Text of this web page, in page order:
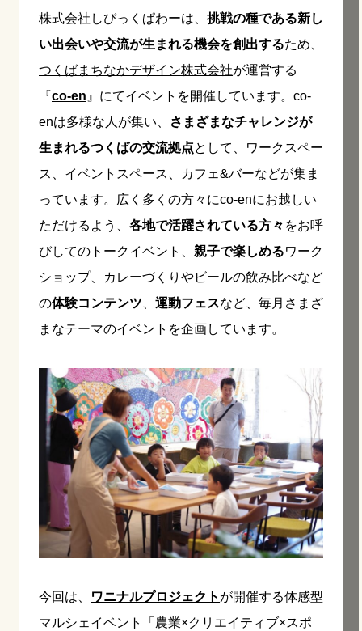
株式会社しびっくぱわーは、 挑戦の種である新し
い出会いや交流が生まれる機会を創出するため、
つくばまちなかデザイン株式会社が運営する
『co-en 』にてイベントを開催しています。co-
enは多様な人が集い、
さまざまなチャレンジが
生まれるつくばの交流拠点として、ワークスペー
ス、イベントスペース、カフェ&バーなどが集ま
っています。広く多くの方々にco-enにお越しい
ただけるよう、 各地で活躍されている方々 をお呼
びしてのトークイベント、 親子で楽しめるワーク
ショップ、カレーづくりやビールの飲み比べなど
の体験コンテンツ 運動フェスなど、毎月さまざ
まなテーマのイベントを企画しています。
今回は、 ワニナルプロジェクト が開催する体感型
マルシェイベント「農業×クリエイティブ×スポ